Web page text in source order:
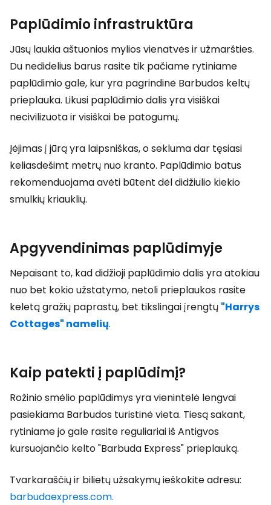
Paplūdimio infrastruktūra
Jūsų laukia aštuonios mylios vienatvės ir užmaršties.
Du nedidelius barus rasite tik pačiame rytiniame
paplūdimio gale, kur yra pagrindinė Barbudos keltų
prieplauka. Likusi paplūdimio dalis yra visiškai
necivilizuota ir visiškai be patogumų.
Įėjimas į jūrą yra laipsniškas, o sekluma dar tęsiasi
keliasdešimt metrų nuo kranto. Paplūdimio batus
rekomenduojama avėti būtent dėl didžiulio kiekio
smulkių kriauklių.
Apgyvendinimas paplūdimyje
Nepaisant to, kad didžioji paplūdimio dalis yra atokiau
nuo bet kokio užstatymo, netoli prieplaukos rasite
keletą gražių paprastų, bet tikslingai įrengtų "Harrys
Cottages" namelių.
Kaip patekti į paplūdimį?
Rožinio smėlio paplūdimys yra vienintelė lengvai
pasiekiama Barbudos turistinė vieta. Tiesą sakant,
rytiniame jo gale rasite reguliariai iš Antigvos
kursuojančio kelto "Barbuda Express" prieplauką.
Tvarkaraščių ir bilietų užsakymų ieškokite adresu:
barbudaexpress.com.